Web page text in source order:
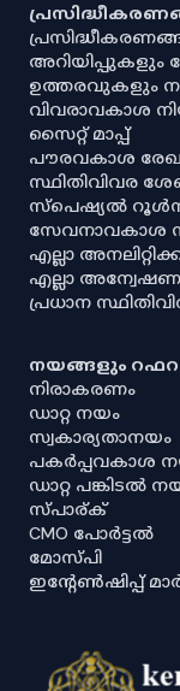
അറിയിപ്പുകളും
ഉത്തരവുകളും
വിവരാവകാശ
സൈറ്റ് മാപ്പ്
പൗരവകാശ രേഖ
സ്ഥിതിവിവര
സ്‌പെഷ്യൽ
സേവനാവകാശ
എല്ലാ
എല്ലാ
പ്രധാന
നയങ്ങളും
നിരാകരണം
ഡാറ്റ നയം
സ്വകാര്യതാനയം
പകർപ്പവകാശ
ഡാറ്റ പങ്കിടൽ
സ്പാര്ക്
CMO പോർട്ടൽ
മോസ്പി
ഇൻ്റേൺഷിപ്പ്